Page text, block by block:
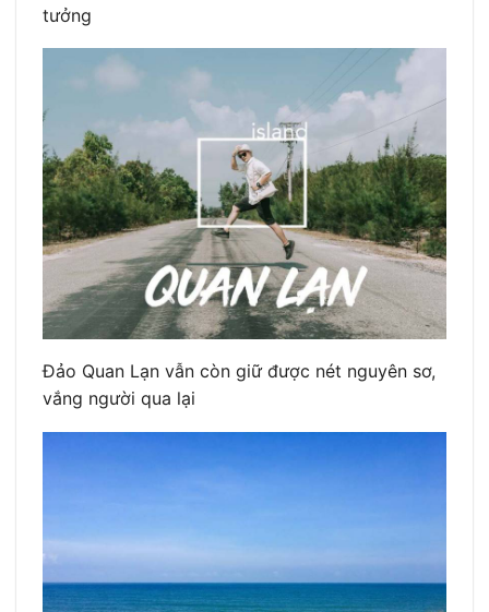
tưởng
Đảo Quan Lạn vẫn còn giữ được nét nguyên sơ,
vắng người qua lại